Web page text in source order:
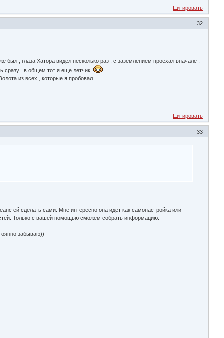
Цитировать
32
, глаза Хатора видел несколько раз . с заземлением проехал вначале ,
сразу . в общем тот я еще летчик
из всех , которые я пробовал .
Цитировать
33
ей сделать сами. Мне интересно она идет как самонастройка или
Только с вашей помощью сможем собрать информацию.
забываю))